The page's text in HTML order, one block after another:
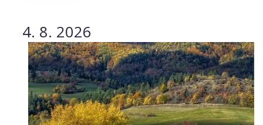
4. 8. 2026